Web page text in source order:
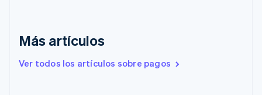
Más artículos
Ver todos los artículos sobre pagos
English
Eslovaquia